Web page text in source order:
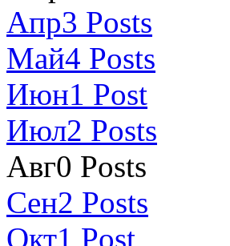
Апр3 Posts
Май4 Posts
Июн1 Post
Июл2 Posts
Авг0 Posts
Сен2 Posts
Окт1 Post